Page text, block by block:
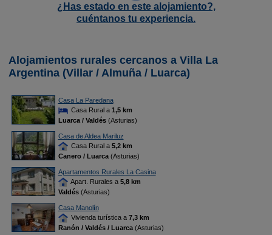
¿Has estado en este alojamiento?,
cuéntanos tu experiencia.
Alojamientos rurales cercanos a Villa La
Argentina (Villar / Almuña / Luarca)
Casa La Paredana
Casa Rural a 1,5 km
Luarca / Valdés(Asturias)
Casa de Aldea Mariluz
Casa Rural a 5,2 km
Canero / Luarca(Asturias)
Apartamentos Rurales La Casina
Apart. Rurales a 5,8 km
Valdés(Asturias)
Casa Manolín
Vivienda turística a 7,3 km
Ranón / Valdés / Luarca(Asturias)